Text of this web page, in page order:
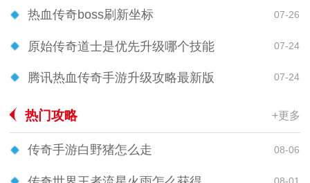
热血传奇boss刷新坐标 07-26
原始传奇道士是优先升级哪个技能 07-24
腾讯热血传奇手游升级攻略最新版 07-24
热门攻略 +更多
传奇手游白野猪怎么走 08-06